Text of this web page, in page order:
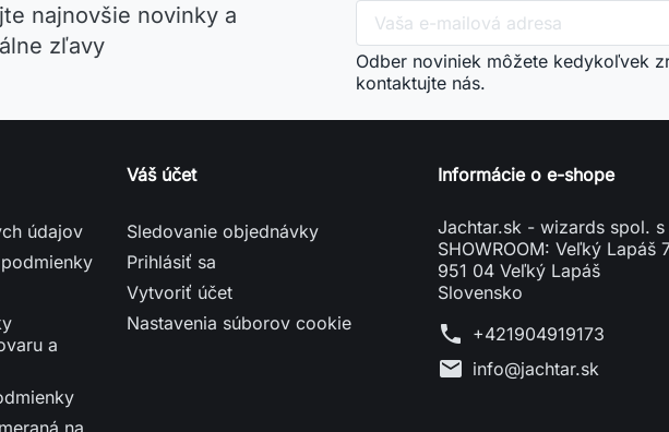
najnovšie novinky a
zľavy
Odber noviniek môžete kedykoľvek
kontaktujte nás.
údajov
a
na
Váš účet
Sledovanie objednávky
Prihlásiť sa
Vytvoriť účet
Nastavenia súborov cookie
Informácie o e-shope
Jachtar.sk - wizards spol. s
SHOWROOM: Veľký Lapáš
951 04 Veľký Lapáš
Slovensko
phone +421904919173
mail info@jachtar.sk